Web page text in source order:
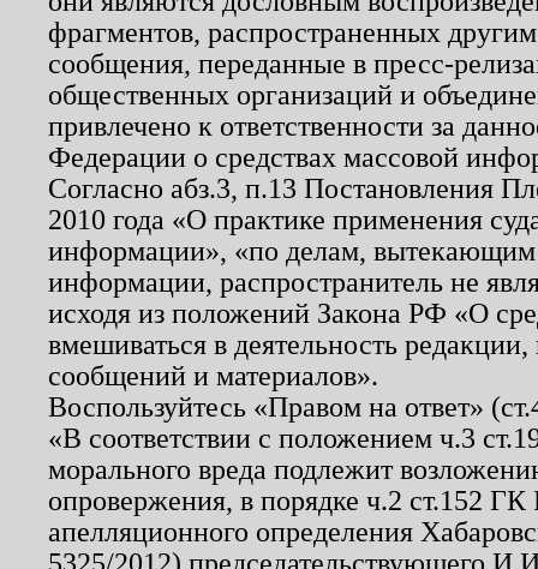
фрагментов, распространенных
сообщения, переданные в пресс-
общественных организаций и
привлечено к ответственности за
Федерации о средствах массовой
Согласно абз.3, п.13 Постановления
2010 года «О практике применения
информации», «по делам, вытекающим
информации, распространитель не
исходя из положений Закона РФ «О
вмешиваться в деятельность
сообщений и материалов».
Воспользуйтесь «Правом на ответ»
«В соответствии с положением ч.3
морального вреда подлежит
опровержения, в порядке ч.2 ст.152
апелляционного определения
5325/2012) председательствующего